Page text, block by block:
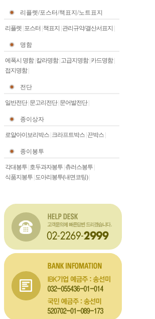
리플렛/포스터/책표지/노트표지
리플렛 포스터 책표지 관리규약/결산서표지
명함
에폭시 명함| 칼라명함| 고급지명함| 카드명함|
접지명함|
전단
일반전단| 문고리전단| 문어발전단|
종이상자
로얄아이보리박스 크라프트박스 끈박스
종이봉투
각대봉투 호두과자봉투 츄러스봉투
식품지봉투 도아리봉투(내면코팅)|